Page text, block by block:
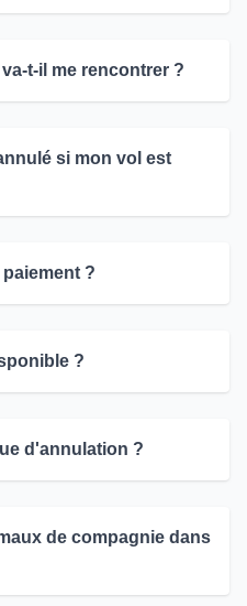
t-il me rencontrer ?
si mon vol est
?
?
d'annulation ?
de compagnie dans